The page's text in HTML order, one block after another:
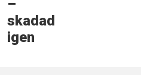
–
skadad
igen